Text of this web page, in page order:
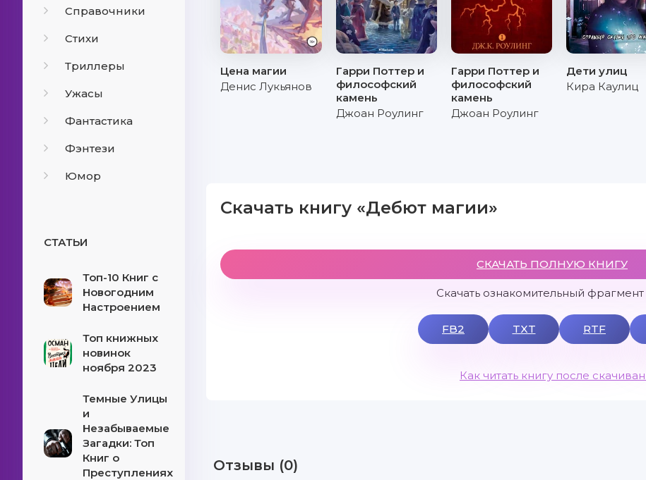
Справочники
Стихи
Триллеры
Ужасы
Фантастика
Фэнтези
Юмор
СТАТЬИ
Топ-10 Книг с
Новогодним
Настроением
Топ книжных
новинок
ноября 2023
Темные Улицы
и
Незабываемые
Загадки: Топ
Книг о
Преступлениях
Цена магии
Денис Лукьянов
Гарри Поттер и
философский
камень
Джоан Роулинг
Гарри Поттер и
философский
камень
Джоан Роулинг
Дети улиц
Кира Каулиц
Скачать книгу «Дебют магии»
СКАЧАТЬ ПОЛНУЮ КНИГУ
Скачать ознакомительный фрагмент
FB2 TXT RTF
Как читать книгу после
Отзывы (0)